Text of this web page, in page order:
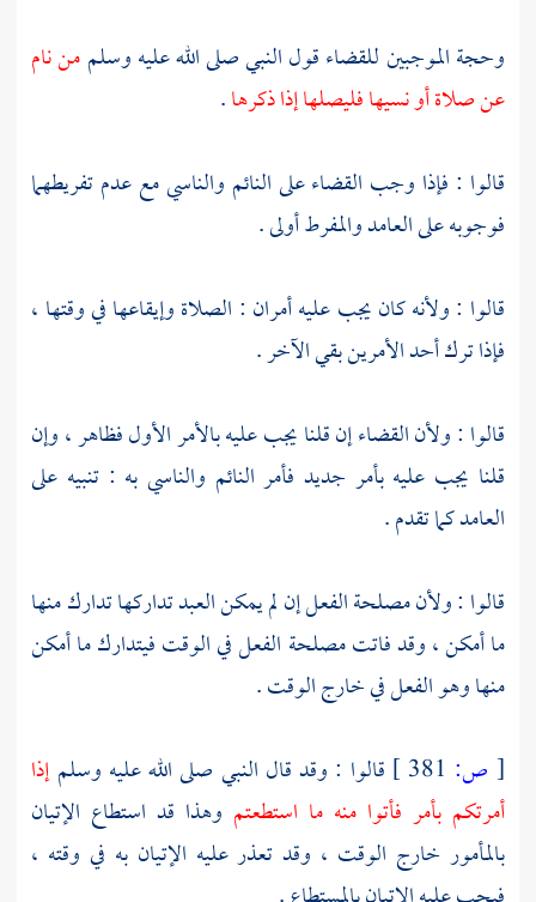
وحجة الموجبين للقضاء قول النبي صلى الله عليه وسلممن نام
عن صلاة أو نسيها فليصلها إذا ذكرها.
قالوا : فإذا وجب القضاء على النائم والناسي مع عدم تفريطهما
فوجوبه على العامد والمفرط أولى .
قالوا : ولأنه كان يجب عليه أمران : الصلاة وإيقاعها في وقتها ،
فإذا ترك أحد الأمرين بقي الآخر .
قالوا : ولأن القضاء إن قلنا يجب عليه بالأمر الأول فظاهر ، وإن
قلنا يجب عليه بأمر جديد فأمر النائم والناسي به : تنبيه على
العامد كما تقدم .
قالوا : ولأن مصلحة الفعل إن لم يمكن العبد تداركها تدارك منها
ما أمكن ، وقد فاتت مصلحة الفعل في الوقت فيتدارك ما أمكن
منها وهو الفعل في خارج الوقت .
[ ص: قالوا : وقد قال النبي صلى الله عليه وسلمإذا
أمرتكم بأمر فأتوا منه ما استطعتم وهذا قد استطاع الإتيان
بالمأمور خارج الوقت ، وقد تعذر عليه الإتيان به في وقته ،